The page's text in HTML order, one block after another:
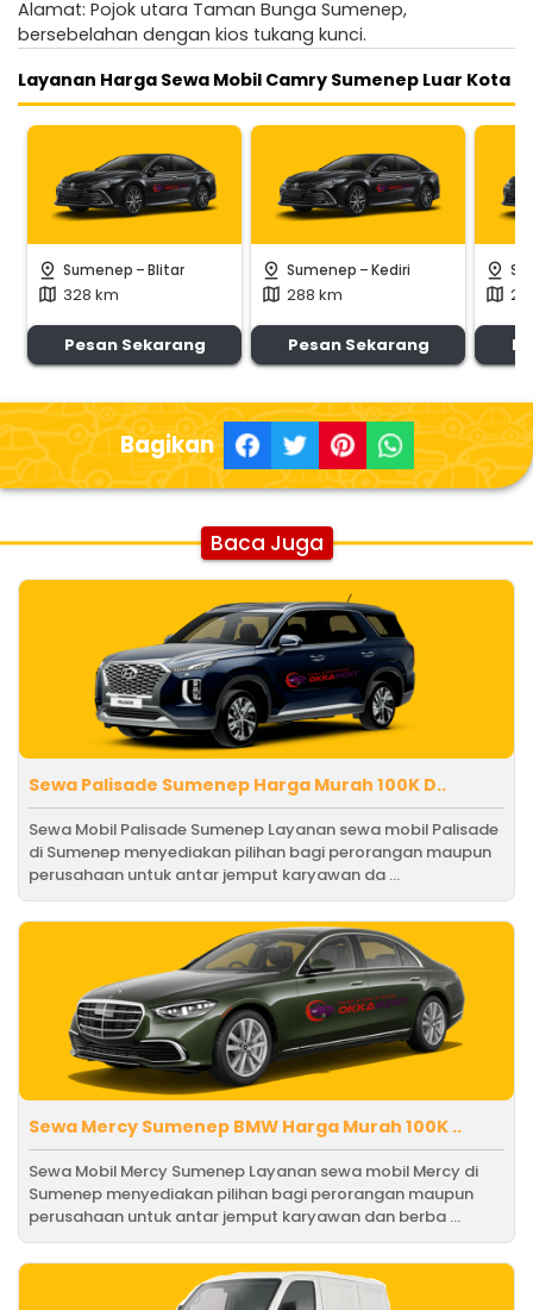
Alamat: Pojok utara Taman Bunga Sumenep,
bersebelahan dengan kios tukang kunci.
Layanan Harga Sewa Mobil Camry Sumenep Luar Kota
pin_drop Sumenep -Blitar
map 328 km
Pesan Sekarang
pin_drop Sumenep -Kediri
map 288 km
Pesan Sekarang
pin_drop
map
Bagikan
Baca Juga
Sewa Palisade Sumenep Harga Murah 100K D..
Sewa Mobil Palisade Sumenep Layanan sewa mobil Palisade
di Sumenep menyediakan pilihan bagi perorangan maupun
perusahaan untuk antar jemput karyawan da ...
Sewa Mercy Sumenep BMW Harga Murah 100K ..
Sewa Mobil Mercy Sumenep Layanan sewa mobil Mercy di
Sumenep menyediakan pilihan bagi perorangan maupun
perusahaan untuk antar jemput karyawan dan berba ...